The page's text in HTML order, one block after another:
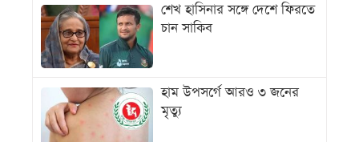
শেখ হাসিনার সঙ্গে দেশে ফিরতে
চান সাকিব
হাম উপসর্গে আরও ৩ জনের
মৃত্যু